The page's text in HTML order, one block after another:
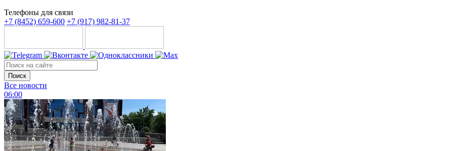
Телефоны для связи
+7 (8452) 659-600 +7 (917) 982-81-37
Поиск
Все новости
06:00